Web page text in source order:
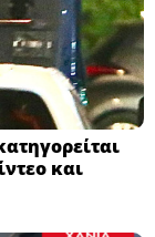
και